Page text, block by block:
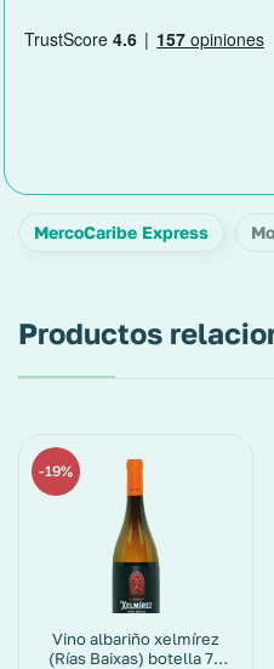
MercoCaribe Express
Productos
19%
Vino albariño xelmírez
(Rías Baixas) botella 75